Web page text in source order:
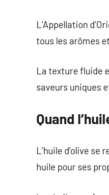
L’Appellation
tous les arômes
La texture fluide
saveurs uniques
Quand
L’huile d’olive
huile pour ses